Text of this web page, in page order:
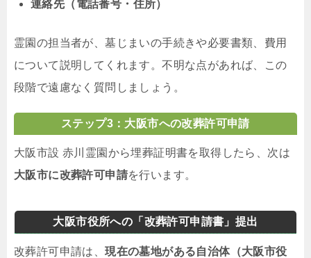
連絡先（電話番号・住所）
霊園の担当者が、墓じまいの手続きや必要書類、費用
について説明してくれます。不明な点があれば、この
段階で遠慮なく質問しましょう。
ステップ3：大阪市への改葬許可申請
大阪市設 赤川霊園から埋葬証明書を取得したら、次は
大阪市に改葬許可申請を行います。
大阪市役所への「改葬許可申請書」提出
改葬許可申請は、現在の墓地がある自治体（大阪市役